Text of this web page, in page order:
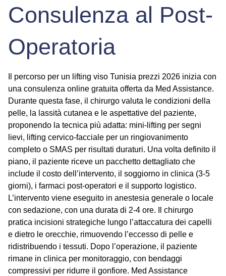
Consulenza al Post-
Operatoria
Il percorso per un lifting viso Tunisia prezzi 2026 inizia con
una consulenza online gratuita offerta da Med Assistance.
Durante questa fase, il chirurgo valuta le condizioni della
pelle, la lassità cutanea e le aspettative del paziente,
proponendo la tecnica più adatta: mini-lifting per segni
lievi, lifting cervico-facciale per un ringiovanimento
completo o SMAS per risultati duraturi. Una volta definito il
piano, il paziente riceve un pacchetto dettagliato che
include il costo dell’intervento, il soggiorno in clinica (3-5
giorni), i farmaci post-operatori e il supporto logistico.
L’intervento viene eseguito in anestesia generale o locale
con sedazione, con una durata di 2-4 ore. Il chirurgo
pratica incisioni strategiche lungo l’attaccatura dei capelli
e dietro le orecchie, rimuovendo l’eccesso di pelle e
ridistribuendo i tessuti. Dopo l’operazione, il paziente
rimane in clinica per monitoraggio, con bendaggi
compressivi per ridurre il gonfiore. Med Assistance